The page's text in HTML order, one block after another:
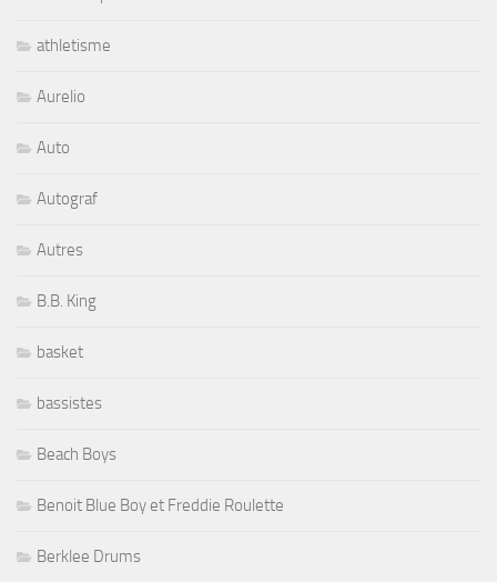
athletisme
Aurelio
Auto
Autograf
Autres
B.B. King
basket
bassistes
Beach Boys
Benoit Blue Boy et Freddie Roulette
Berklee Drums